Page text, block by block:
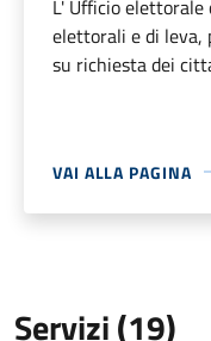
L' Ufficio
elettorali e di leva,
su richiesta dei
VAI ALLA PAGINA
Servizi (19)